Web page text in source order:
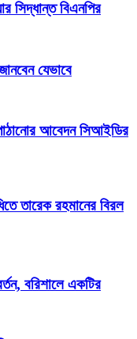
সিদ্ধান্ত বিএনপির
যেভাবে
আবেদন সিআইডির
তারেক রহমানের বিরল
বরিশালে একটির